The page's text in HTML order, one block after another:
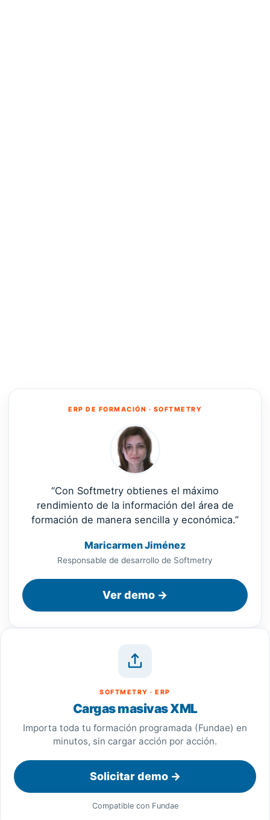
ERP DE FORMACIÓN · SOFTMETRY
“Con Softmetry obtienes el máximo
rendimiento de la información del área de
formación de manera sencilla y económica.”
Maricarmen Jiménez
Responsable de desarrollo de Softmetry
Ver demo →
SOFTMETRY · ERP
Cargas masivas XML
Importa toda tu formación programada (Fundae) en
minutos, sin cargar acción por acción.
Solicitar demo →
Compatible con Fundae